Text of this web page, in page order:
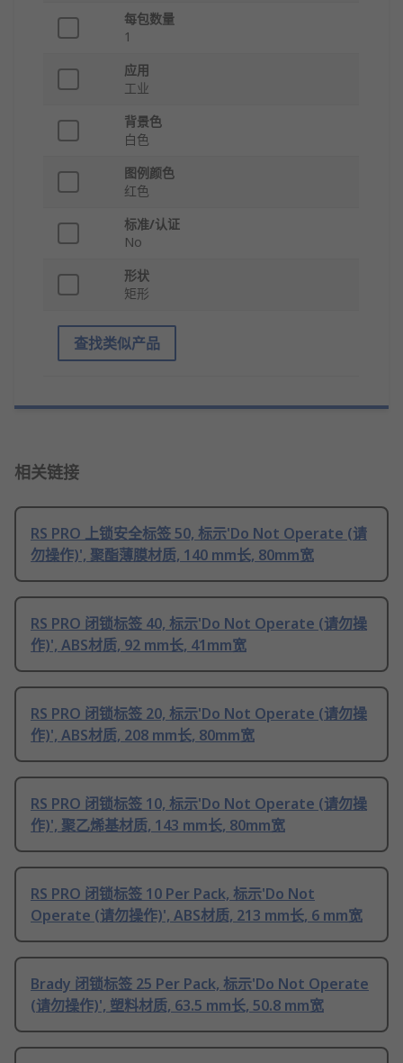
每包数量
1
应用
工业
背景色
白色
图例颜色
红色
标准/认证
No
形状
矩形
查找类似产品
相关链接
RS PRO 上锁安全标签 50, 标示'Do Not Operate (请
勿操作)', 聚酯薄膜材质, 140 mm长, 80mm宽
RS PRO 闭锁标签 40, 标示'Do Not Operate (请勿操
作)', ABS材质, 92 mm长, 41mm宽
RS PRO 闭锁标签 20, 标示'Do Not Operate (请勿操
作)', ABS材质, 208 mm长, 80mm宽
RS PRO 闭锁标签 10, 标示'Do Not Operate (请勿操
作)', 聚乙烯基材质, 143 mm长, 80mm宽
RS PRO 闭锁标签 10 Per Pack, 标示'Do Not
Operate (请勿操作)', ABS材质, 213 mm长, 6 mm宽
Brady 闭锁标签 25 Per Pack, 标示'Do Not Operate
(请勿操作)', 塑料材质, 63.5 mm长, 50.8 mm宽